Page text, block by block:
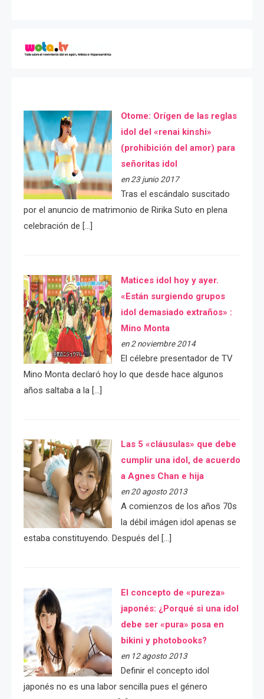
Otome: Orígen de las reglas
idol del «renai kinshi»
(prohibición del amor) para
señoritas idol
en 23 junio 2017
Tras el escándalo suscitado
por el anuncio de matrimonio de Ririka Suto en plena
celebración de […]
Matices idol hoy y ayer.
«Están surgiendo grupos
idol demasiado extraños» :
Mino Monta
en 2 noviembre 2014
El célebre presentador de TV
Mino Monta declaró hoy lo que desde hace algunos
años saltaba a la […]
Las 5 «cláusulas» que debe
cumplir una idol, de acuerdo
a Agnes Chan e hija
en 20 agosto 2013
A comienzos de los años 70s
la débil imágen idol apenas se
estaba constituyendo. Después del […]
El concepto de «pureza»
japonés: ¿Porqué si una idol
debe ser «pura» posa en
bikini y photobooks?
en 12 agosto 2013
Definir el concepto idol
japonés no es una labor sencilla pues el género